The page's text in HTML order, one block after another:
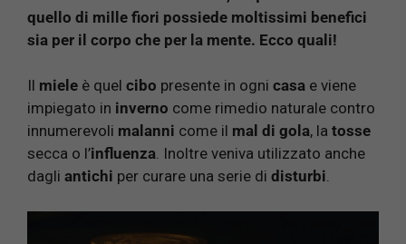
quello di mille fiori possiede moltissimi benefici
sia per il corpo che per la mente. Ecco quali!
Il miele è quel cibo presente in ogni casa e viene
impiegato in inverno come rimedio naturale contro
innumerevoli malanni come il mal di gola, la tosse
secca o l’influenza. Inoltre veniva utilizzato anche
dagli antichi per curare una serie di disturbi.